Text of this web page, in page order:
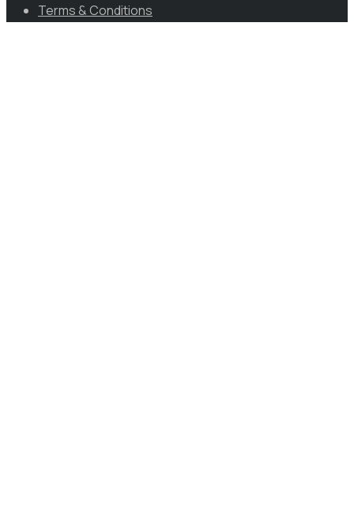
Terms & Conditions